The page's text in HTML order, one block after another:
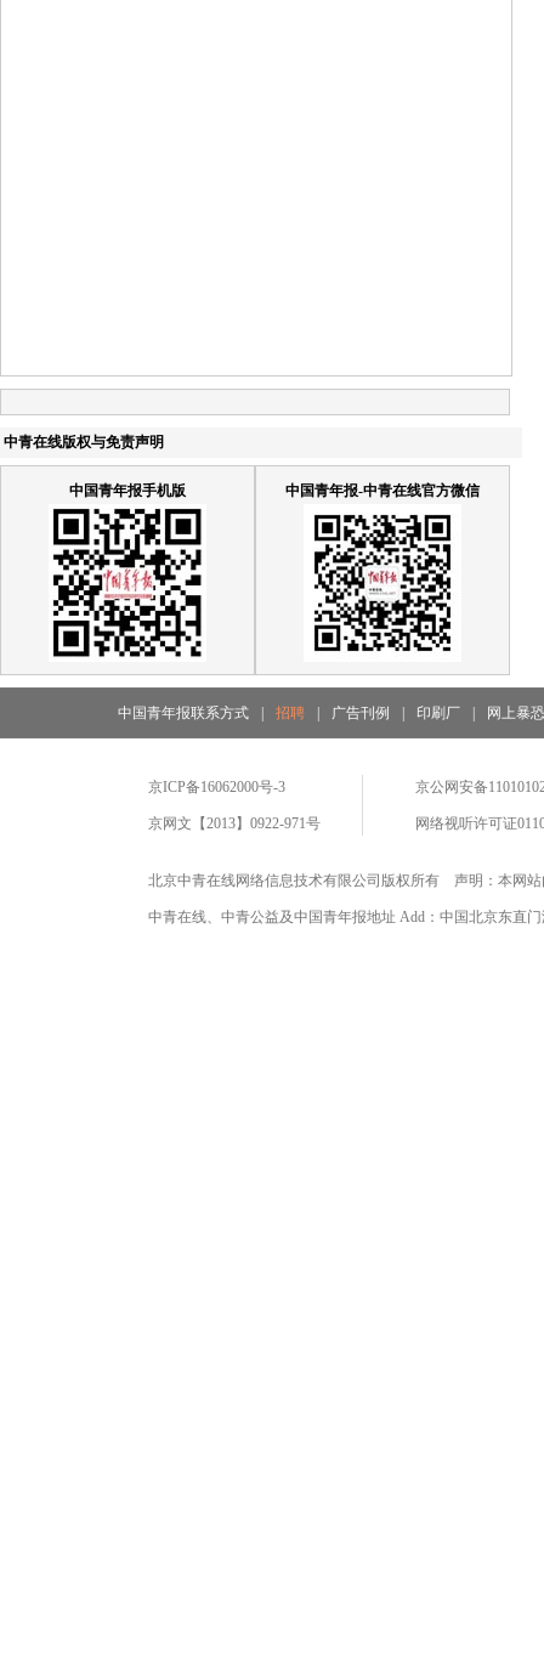
中青在线版权与免责声明
中国青年报手机版 中国青年报-中青在线官方微信
中国青年报联系方式 招聘 广告刊例 印刷厂 网上暴
京ICP备16062000号-3
京网文【2013】0922-971号
京公网安备
网络视听许可证
北京中青在线网络信息技术有限公司版权所有 声明：本网
中青在线、中青公益及中国青年报地址 Add：中国北京东直门